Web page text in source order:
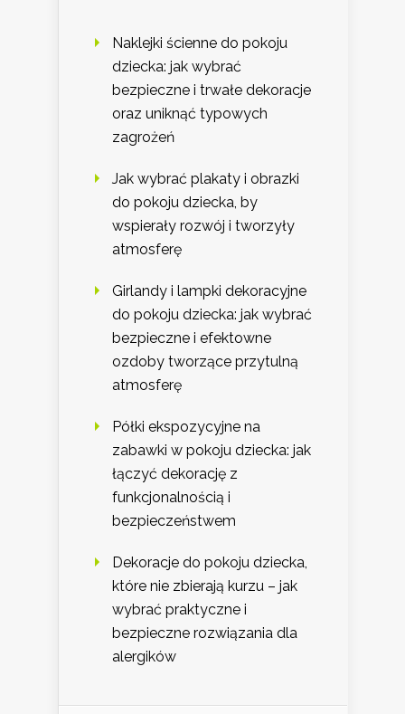
Naklejki ścienne do pokoju
dziecka: jak wybrać
bezpieczne i trwałe dekoracje
oraz uniknąć typowych
zagrożeń
Jak wybrać plakaty i obrazki
do pokoju dziecka, by
wspierały rozwój i tworzyły
atmosferę
Girlandy i lampki dekoracyjne
do pokoju dziecka: jak wybrać
bezpieczne i efektowne
ozdoby tworzące przytulną
atmosferę
Półki ekspozycyjne na
zabawki w pokoju dziecka: jak
łączyć dekorację z
funkcjonalnością i
bezpieczeństwem
Dekoracje do pokoju dziecka,
które nie zbierają kurzu – jak
wybrać praktyczne i
bezpieczne rozwiązania dla
alergików